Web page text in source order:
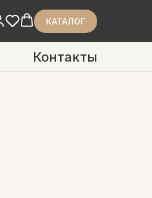
КАТАЛОГ
Контакты